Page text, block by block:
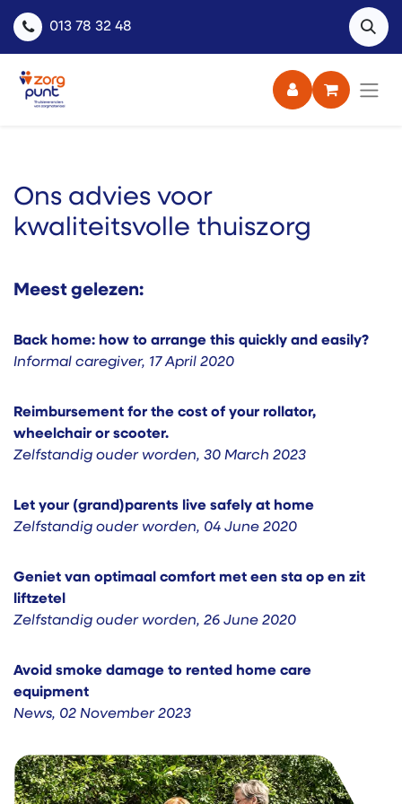
013 78 32 48
Ons advies voor
kwaliteitsvolle thuiszorg
Meest gelezen:
Back home: how to arrange this quickly and easily?
Informal caregiver, 17 April 2020
Reimbursement for the cost of your rollator,
wheelchair or scooter.
Zelfstandig ouder worden, 30 March 2023
Let your (grand)parents live safely at home
Zelfstandig ouder worden, 04 June 2020
Geniet van optimaal comfort met een sta op en zit
liftzetel
Zelfstandig ouder worden, 26 June 2020
Avoid smoke damage to rented home care
equipment
News, 02 November 2023